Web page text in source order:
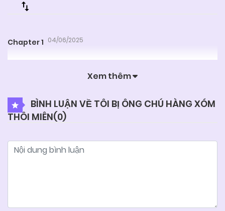
Chapter 1 04/06/2025
Xem thêm
BÌNH LUẬN VỀ TÔI BỊ ÔNG CHÚ HÀNG XÓM
THÔI MIÊN(0)